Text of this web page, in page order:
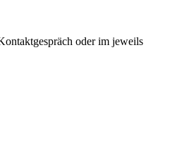
oder im jeweils